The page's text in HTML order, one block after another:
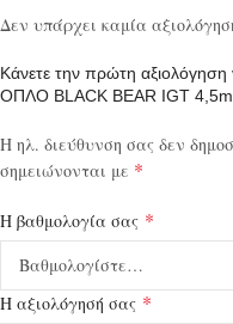
Δεν υπάρχει καμία
Κάνετε την πρώτη
ΟΠΛΟ BLACK BEAR IGT
Η ηλ. διεύθυνση σας δεν
σημειώνονται με *
Η βαθμολογία σας *
Η αξιολόγησή σας *